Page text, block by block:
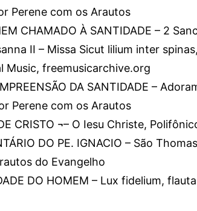
Perene com os Arautos
CHAMADO À SANTIDADE – 2
II – Missa Sicut lilium inter
Music, freemusicarchive.org
DA SANTIDADE –
Perene com os Arautos
CRISTO ¬– O Iesu Christe,
DO PE. IGNACIO – São
do Evangelho
DO HOMEM – Lux fidelium,